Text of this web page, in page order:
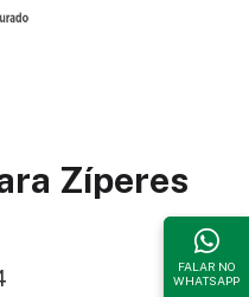
Zíperes
FALAR NO
WHATSAPP